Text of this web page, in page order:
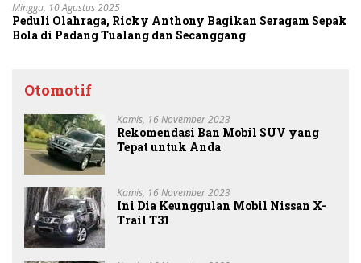
Minggu, 10 Agustus 2025
Peduli Olahraga, Ricky Anthony Bagikan Seragam Sepak
Bola di Padang Tualang dan Secanggang
Otomotif
Kamis, 16 November 2023
Rekomendasi Ban Mobil SUV yang
Tepat untuk Anda
Kamis, 16 November 2023
Ini Dia Keunggulan Mobil Nissan X-
Trail T31